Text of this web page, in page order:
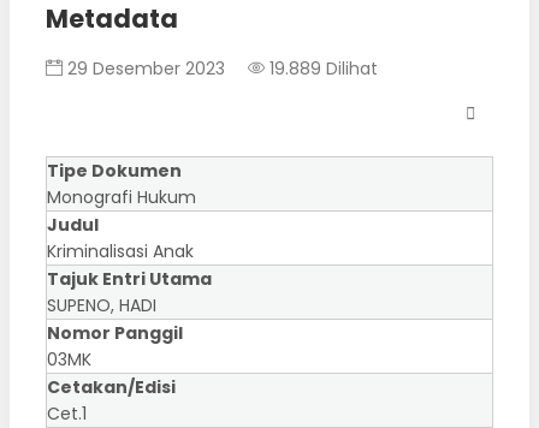
Metadata
29 Desember 2023 19.889 Dilihat
Tipe Dokumen
Monografi Hukum
Judul
Kriminalisasi Anak
Tajuk Entri Utama
SUPENO, HADI
Nomor Panggil
03MK
Cetakan/Edisi
Cet.1